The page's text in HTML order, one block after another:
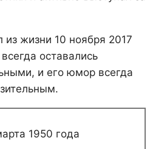
жизни 10 ноября 2017
оставались
и его юмор всегда
1950 года